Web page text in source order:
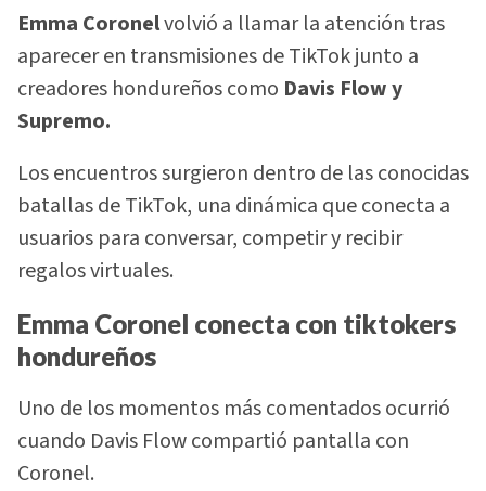
Emma Coronelvolvió a llamar la atención tras
aparecer en transmisiones de TikTok junto a
creadores hondureños como Davis Flow y
Supremo.
Los encuentros surgieron dentro de las conocidas
batallas de TikTok, una dinámica que conecta a
usuarios para conversar, competir y recibir
regalos virtuales.
Emma Coronel conecta con tiktokers
hondureños
Uno de los momentos más comentados ocurrió
cuando Davis Flow compartió pantalla con
Coronel.